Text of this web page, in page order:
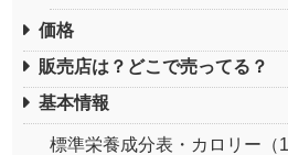
価格
販売店は？どこで売ってる？
基本情報
標準栄養成分表・カロリー（